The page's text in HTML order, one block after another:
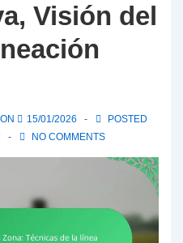
Visión del
15/01/2026
POSTED
NO COMMENTS